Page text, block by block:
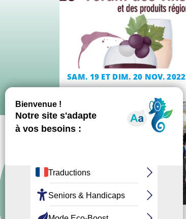
SAM. 19 ET DIM. 20 NOV. 2022
4 SEPTEMBRE 2021